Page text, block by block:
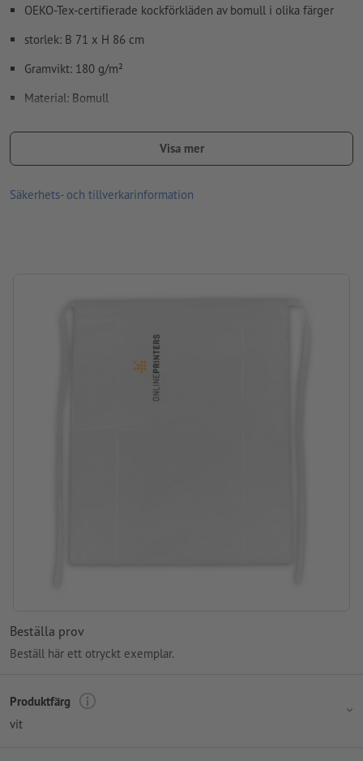
OEKO-Tex-certifierade kockförkläden av bomull i olika färger
storlek: B 71 x H 86 cm
Gramvikt: 180 g/m²
Material: Bomull
Visa mer
Säkerhets- och tillverkarinformation
Beställa prov
Beställ här ett otryckt exemplar.
Produktfärg
vit